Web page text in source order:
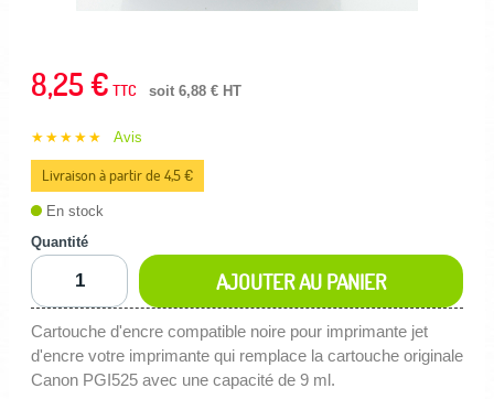
8,25 € TTC soit 6,88 € HT
★★★★★ Avis
Livraison à partir de 4,5 €
En stock
Quantité
AJOUTER AU PANIER
Cartouche d'encre compatible noire pour imprimante jet
d'encre votre imprimante qui remplace la cartouche originale
Canon PGI525 avec une capacité de 9 ml.